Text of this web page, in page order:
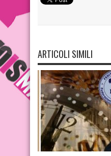
ARTICOLI SIMILI